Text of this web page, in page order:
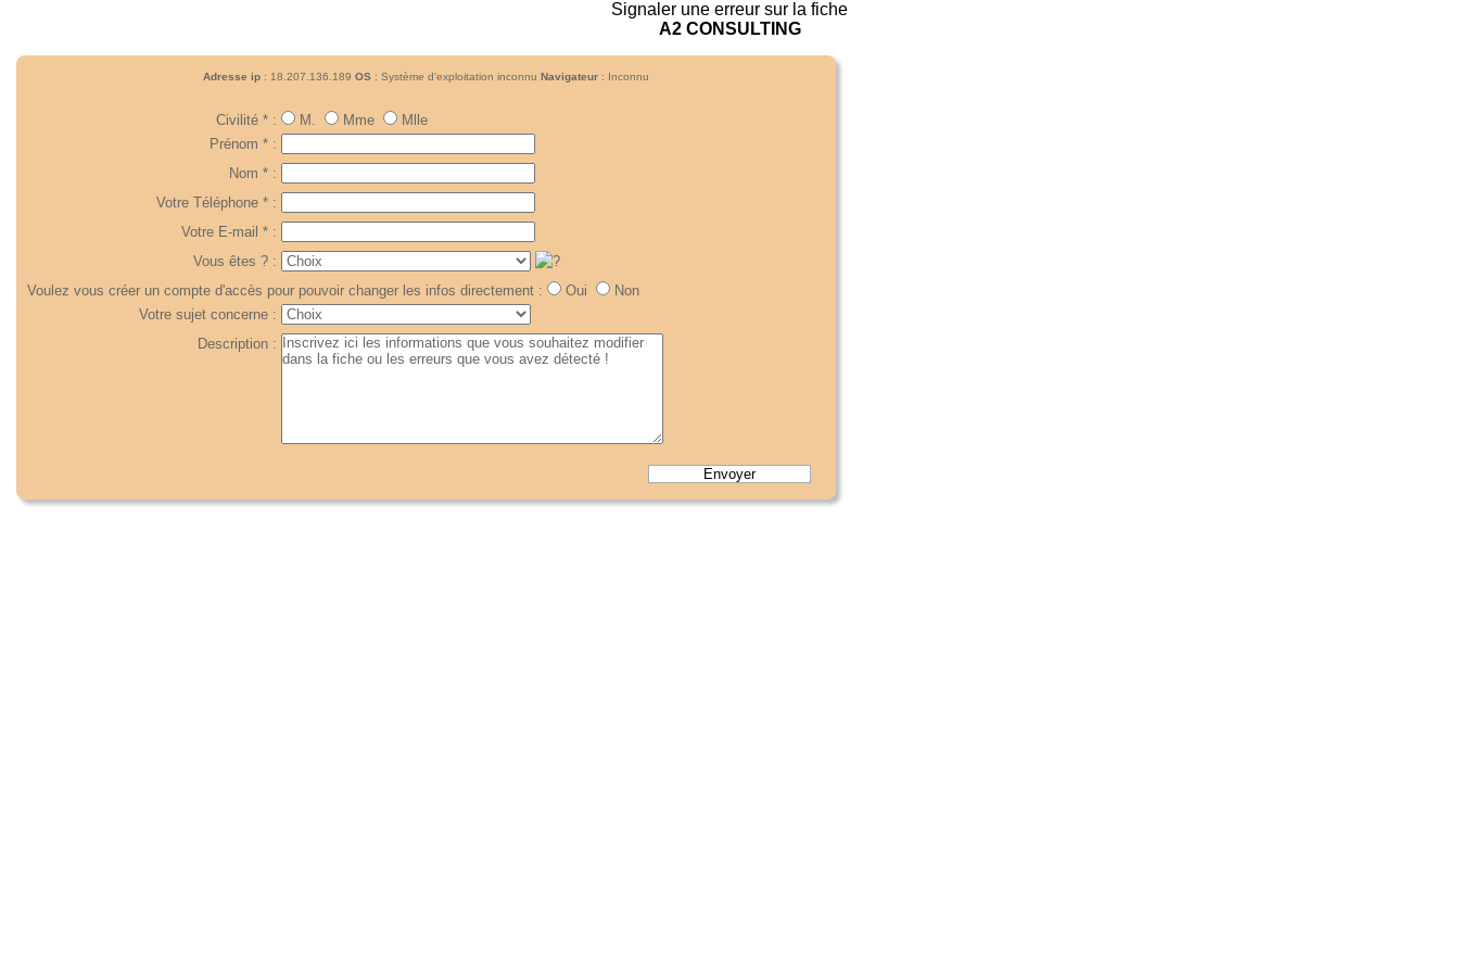
Signaler une erreur sur la fiche
A2 CONSULTING
Adresse ip : 18.207.136.189 OS : Système d'exploitation inconnu Navigateur : Inconnu
Civilité * : M. Mme
Mlle
Prénom * :
Nom * :
Votre Téléphone * :
Votre E-mail * :
Vous êtes ? :
Voulez vous créer un compte d'accès pour pouvoir changer les infos directement :
Oui
Non
Votre sujet concerne :
Description :